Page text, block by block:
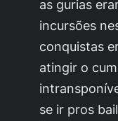
as gurias
incursões
conquistas
atingir o
se ir pros